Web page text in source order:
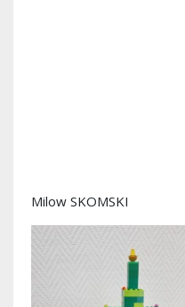
Milow SKOMSKI